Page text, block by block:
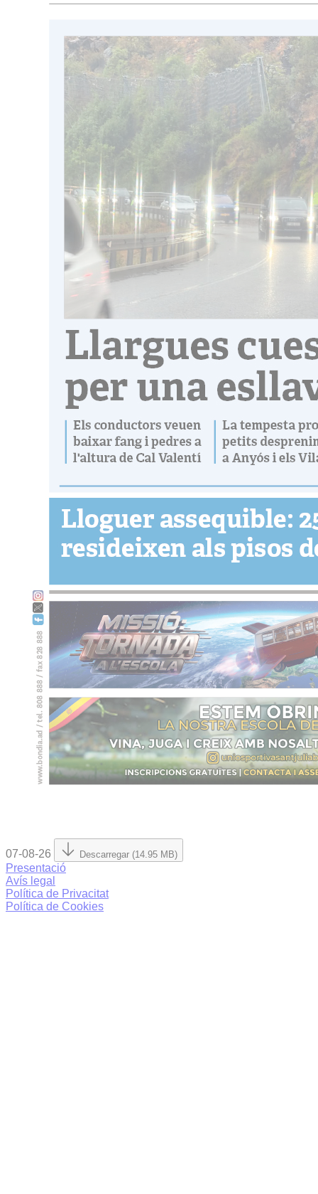
07-08-26 Descarregar (14.95 MB)
Presentació
Avís legal
Política de Privacitat
Política de Cookies